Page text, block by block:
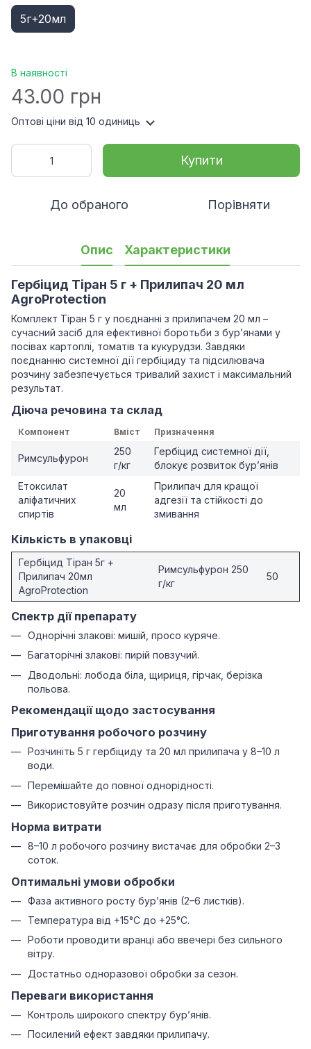
5г+20мл
В наявності
43.00 грн
Оптові ціни від 10 одиниць
Купити
До обраного Порівняти
Опис Характеристики
Гербіцид Тіран 5 г + Прилипач 20 мл
AgroProtection
Комплект Тіран 5 г у поєднанні з прилипачем 20 мл –
сучасний засіб для ефективної боротьби з бур’янами у
посівах картоплі, томатів та кукурудзи. Завдяки
поєднанню системної дії гербіциду та підсилювача
розчину забезпечується тривалий захист і максимальний
результат.
Діюча речовина та склад
Компонент Вміст Призначення
Римсульфурон
250
г/кг
Гербіцид системної дії,
блокує розвиток бур’янів
Етоксилат
аліфатичних
спиртів
20
мл
Прилипач для кращої
адгезії та стійкості до
змивання
Кількість в упаковці
Гербіцид Тіран 5г +
Прилипач 20мл
AgroProtection
Римсульфурон 250
г/кг
50
Спектр дії препарату
Однорічні злакові: мишій, просо куряче.
Багаторічні злакові: пирій повзучий.
Дводольні: лобода біла, щириця, гірчак, берізка
польова.
Рекомендації щодо застосування
Приготування робочого розчину
Розчиніть 5 г гербіциду та 20 мл прилипача у 8–10 л
води.
Перемішайте до повної однорідності.
Використовуйте розчин одразу після приготування.
Норма витрати
8–10 л робочого розчину вистачає для обробки 2–3
соток.
Оптимальні умови обробки
Фаза активного росту бур’янів (2–6 листків).
Температура від +15°C до +25°C.
Роботи проводити вранці або ввечері без сильного
вітру.
Достатньо одноразової обробки за сезон.
Переваги використання
Контроль широкого спектру бур’янів.
Посилений ефект завдяки прилипачу.